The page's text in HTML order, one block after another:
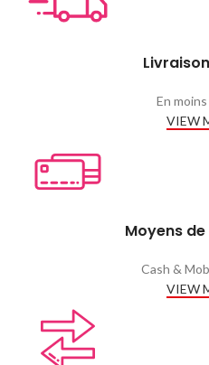
En
VIEW
Moyens
Cash &
VIEW